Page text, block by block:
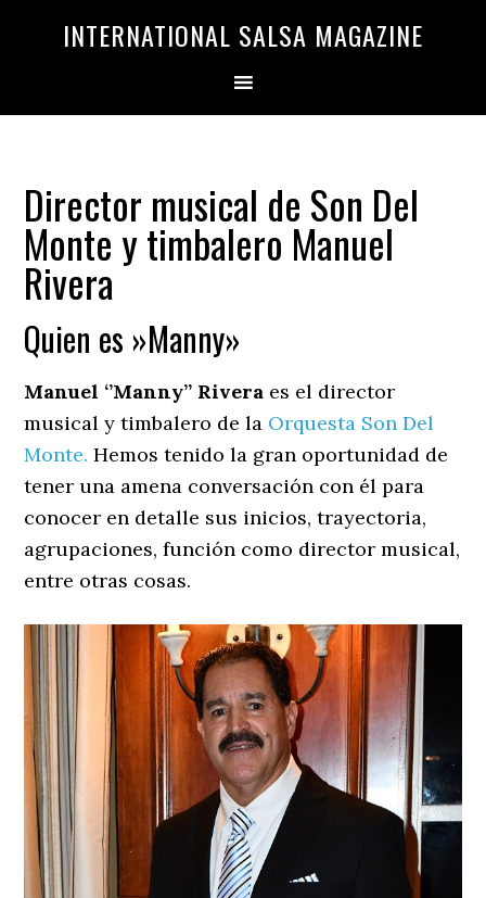
INTERNATIONAL SALSA MAGAZINE
Director musical de Son Del
Monte y timbalero Manuel
Rivera
Quien es »Manny»
Manuel ‘’Manny’’ Rivera es el director
musical y timbalero de la Orquesta Son Del
Monte. Hemos tenido la gran oportunidad de
tener una amena conversación con él para
conocer en detalle sus inicios, trayectoria,
agrupaciones, función como director musical,
entre otras cosas.